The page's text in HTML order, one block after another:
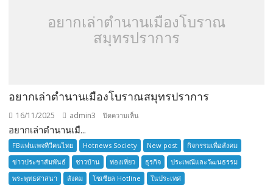
อยากเล่าตำนานเมืองโบราณ
สมุทรปราการ
อยากเล่าตำนานเมืองโบราณสมุทรปราการ
16/11/2025 admin3 ปิดความเห็น
เล่า
ตำนาน
เมือง
โบราณ
อยากเล่าตำนานเมื...
FBแฟนเพจทีวีคนไทย Hotnews Society New post
กิจกรรมเพื่อสังคม
ข่าวประชาสัมพันธ์
ชาวบ้าน ท่องเที่ยว ธุรกิจ
ประเพณีและวัฒนธรรม
พระพุทธศาสนา
สังคม โซเซียล Hotline ในประเทศ